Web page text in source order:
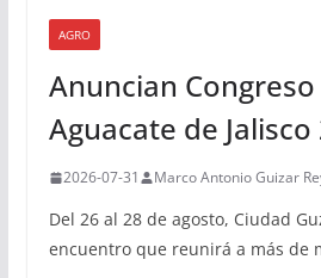
AGRO
Anuncian
Aguacate de Jalisco
2026-07-31 Marco Antonio Guizar
Del 26 al 28 de agosto, Ciudad
encuentro que reunirá a más de